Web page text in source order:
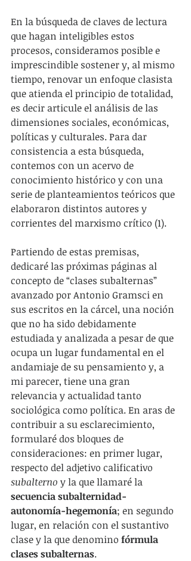
En la búsqueda de claves de lectura
que hagan inteligibles estos
procesos, consideramos posible e
imprescindible sostener y, al mismo
tiempo, renovar un enfoque clasista
que atienda el principio de totalidad,
es decir articule el análisis de las
dimensiones sociales, económicas,
políticas y culturales. Para dar
consistencia a esta búsqueda,
contemos con un acervo de
conocimiento histórico y con una
serie de planteamientos teóricos que
elaboraron distintos autores y
corrientes del marxismo crítico (1).
Partiendo de estas premisas,
dedicaré las próximas páginas al
concepto de “clases subalternas”
avanzado por Antonio Gramsci en
sus escritos en la cárcel, una noción
que no ha sido debidamente
estudiada y analizada a pesar de que
ocupa un lugar fundamental en el
andamiaje de su pensamiento y, a
mi parecer, tiene una gran
relevancia y actualidad tanto
sociológica como política. En aras de
contribuir a su esclarecimiento,
formularé dos bloques de
consideraciones: en primer lugar,
respecto del adjetivo calificativo
subalterno y la que llamaré la
secuencia subalternidad-
autonomía-hegemonía; en segundo
lugar, en relación con el sustantivo
clase y la que denomino fórmula
clases subalternas.